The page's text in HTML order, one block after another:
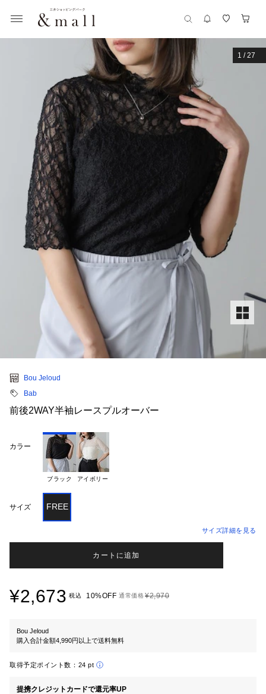
1 /27
Bou Jeloud
Bab
前後2WAY半袖レースプルオーバー
カラー
ブラック アイボリー
サイズ FREE
サイズ詳細を見る
カートに追加
¥2,673 税込 10%OFF 通常価格¥2,970
Bou Jeloud
購入合計金額4,990円以上で送料無料
取得予定ポイント数： 24 pt
提携クレジットカードで還元率UP